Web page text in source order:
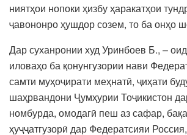
ниятҳои нопоки ҳизбу ҳаракатҳои
ҷавононро ҳушдор созем, то ба онҳо
Дар суханронии худ Уринбоев Б., –
иловаҳо ба қонунгузории нави
самти муҳоҷирати меҳнатӣ, ҷиҳати
шаҳрвандони Ҷумҳурии Тоҷикистон
номбурда, омодагӣ пеш аз сафар,
ҳуҷҷатгузорӣ дар Федератсияи